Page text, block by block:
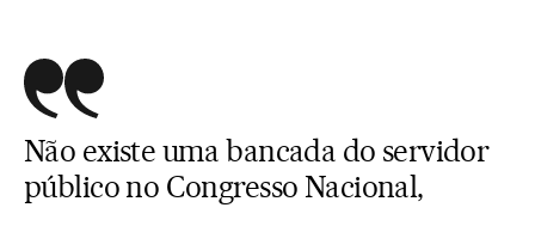
Não existe uma bancada do servidor
público no Congresso Nacional,